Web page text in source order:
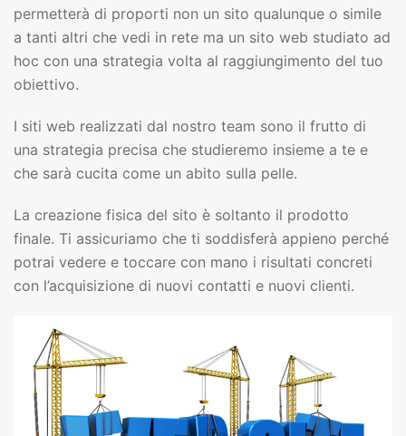
permetterà di proporti non un sito qualunque o simile
a tanti altri che vedi in rete ma un sito web studiato ad
hoc con una strategia volta al raggiungimento del tuo
obiettivo.
I siti web realizzati dal nostro team sono il frutto di
una strategia precisa che studieremo insieme a te e
che sarà cucita come un abito sulla pelle.
La creazione fisica del sito è soltanto il prodotto
finale. Ti assicuriamo che ti soddisferà appieno perché
potrai vedere e toccare con mano i risultati concreti
con l’acquisizione di nuovi contatti e nuovi clienti.